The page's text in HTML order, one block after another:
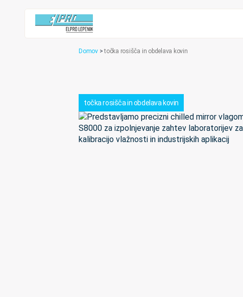
Domov > točka rosišča in obdelava kovin
točka rosišča in obdelava kovin